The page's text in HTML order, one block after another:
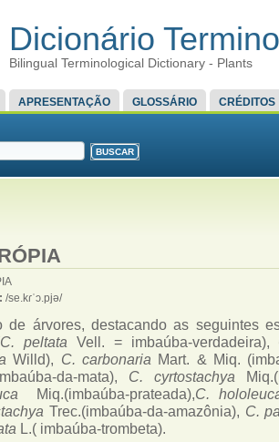
Dicionário
Bilingual Terminological Dictionary - Plants
PRINCIPAL
APRESENTAÇÃO GLOSSÁRIO CRÉDITOS
DE BUSCA
AQUI
/se.kɾˈɔ.pjə/
de árvores, destacando as seguintes
C. peltata Vell. = imbaúba-verdadeira),
Willd), C. carbonaria Mart. & Miq.
da-mata), C. cyrtostachya
Miq.(imbaúba-prateada),C.
Trec.(imbaúba-da-amazônia), C.
L.( imbaúba-trombeta).